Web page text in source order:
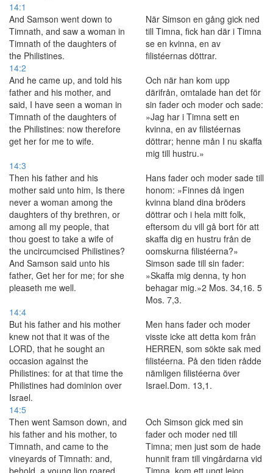
14:1
And Samson went down to
Timnath, and saw a woman in
Timnath of the daughters of
the Philistines.
När Simson en gång gick ned
till Timna, fick han där i Timna
se en kvinna, en av
filistéernas döttrar.
14:2
And he came up, and told his
father and his mother, and
said, I have seen a woman in
Timnath of the daughters of
the Philistines: now therefore
get her for me to wife.
Och när han kom upp
därifrån, omtalade han det för
sin fader och moder och sade:
»Jag har i Timna sett en
kvinna, en av filistéernas
döttrar; henne mån I nu skaffa
mig till hustru.»
14:3
Then his father and his
mother said unto him, Is there
never a woman among the
daughters of thy brethren, or
among all my people, that
thou goest to take a wife of
the uncircumcised Philistines?
And Samson said unto his
father, Get her for me; for she
pleaseth me well.
Hans fader och moder sade till
honom: »Finnes då ingen
kvinna bland dina bröders
döttrar och i hela mitt folk,
eftersom du vill gå bort för att
skaffa dig en hustru från de
oomskurna filistéerna?»
Simson sade till sin fader:
»Skaffa mig denna, ty hon
behagar mig.»2 Mos. 34,16. 5
Mos. 7,3.
14:4
But his father and his mother
knew not that it was of the
LORD, that he sought an
occasion against the
Philistines: for at that time the
Philistines had dominion over
Israel.
Men hans fader och moder
visste icke att detta kom från
HERREN, som sökte sak med
filistéerna. På den tiden rådde
nämligen filistéerna över
Israel.Dom. 13,1.
14:5
Then went Samson down, and
his father and his mother, to
Timnath, and came to the
vineyards of Timnath: and,
behold, a young lion roared
Och Simson gick med sin
fader och moder ned till
Timna; men just som de hade
hunnit fram till vingårdarna vid
Timna, kom ett ungt lejon